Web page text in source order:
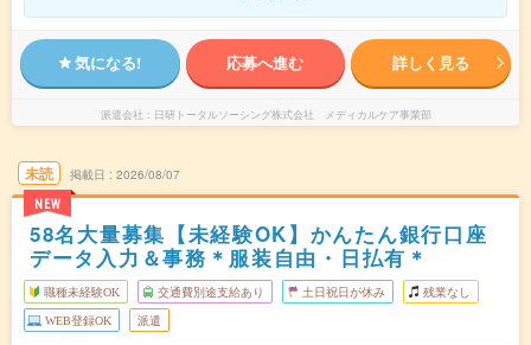
気になる! 応募へ進む 詳しく見る
派遣会社 日研トータルソーシング株式会社 メディカルケア事業部
未読
NEW
掲載日 2026/08/07
58名大量募集【未経験OK】かんたん銀行口座
データ入力＆事務＊服装自由・日払有＊
職種未経験OK 交通費別途支給あり 土日祝日が休み 残業なし
WEB登録OK 派遣